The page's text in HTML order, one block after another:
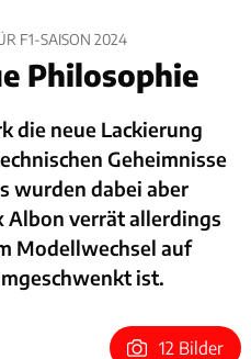
F1-SAISON 2024
Philosophie
die neue Lackierung
Geheimnisse
wurden dabei aber
Albon verrät allerdings
Modellwechsel auf
ist.
12 Bilder